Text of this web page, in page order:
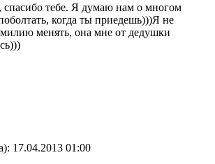
, спасибо тебе. Я думаю нам о многом
когда ты приедешь)))Я не
менять, она мне от дедушки
17.04.2013 01:00